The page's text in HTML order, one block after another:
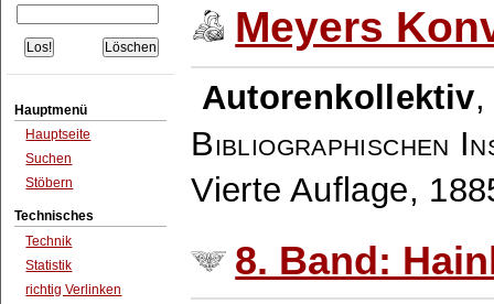
Hauptmenü
Hauptseite
Suchen
Stöbern
Technisches
Technik
Statistik
richtig Verlinken
Meyers
Autorenkollektiv
Bibliographischen
Vierte Auflage,
8. Band: